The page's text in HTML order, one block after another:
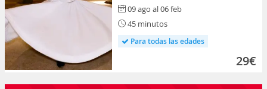
09 ago al 06 feb
45 minutos
Para todas las edades
29€